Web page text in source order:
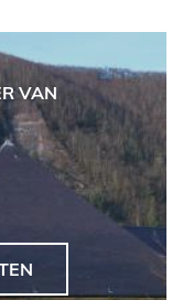
VAN